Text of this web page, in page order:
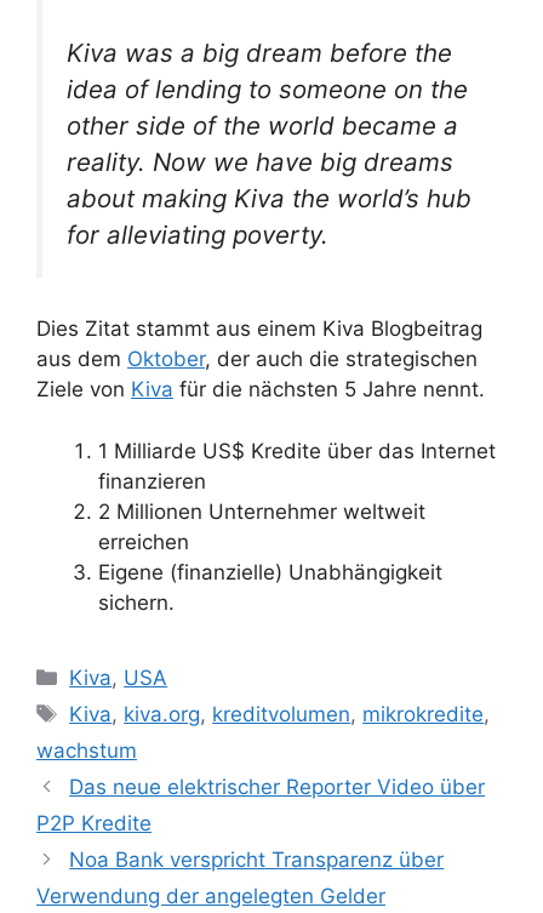
Kiva was a big dream before the
idea of lending to someone on the
other side of the world became a
reality. Now we have big dreams
about making Kiva the world’s hub
for alleviating poverty.
Dies Zitat stammt aus einem Kiva Blogbeitrag
aus dem Oktober, der auch die strategischen
Ziele von Kiva für die nächsten 5 Jahre nennt.
1 Milliarde US$ Kredite über das Internet
finanzieren
2 Millionen Unternehmer weltweit
erreichen
Eigene (finanzielle) Unabhängigkeit
sichern.
Kategorien
Kiva, USA
Schlagwörter
Kiva, kiva.org, kreditvolumen, mikrokredite,
wachstum
Das neue elektrischer Reporter Video über
P2P Kredite
Noa Bank verspricht Transparenz über
Verwendung der angelegten Gelder